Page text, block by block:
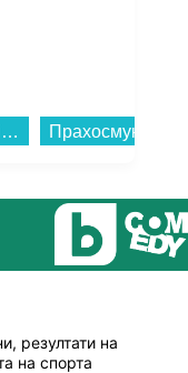
Електрическа четка за зъби Oral B Vit Pro Bl+Lil...
резултати на
на спорта